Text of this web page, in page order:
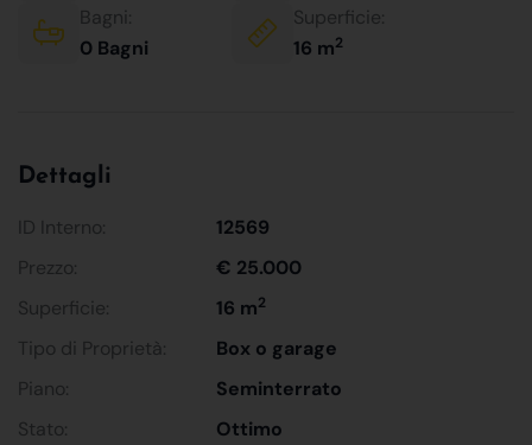
Bagni:
0 Bagni
Superficie:
16 m2
Dettagli
ID Interno:
12569
Prezzo:
€ 25.000
Superficie:
16 m2
Tipo di Proprietà:
Box o garage
Piano:
Seminterrato
Stato:
Ottimo